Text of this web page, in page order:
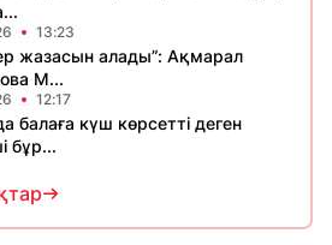
13:23
жазасын алады”: Ақмарал
М...
12:17
балаға күш көрсетті деген
бұр...